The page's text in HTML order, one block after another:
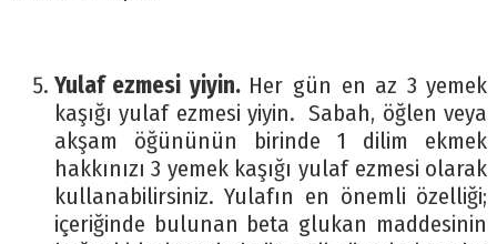
Yulaf ezmesi yiyin. Her gün en az 3 yemek
kaşığı yulaf ezmesi yiyin. Sabah, öğlen veya
akşam öğününün birinde 1 dilim ekmek
hakkınızı 3 yemek kaşığı yulaf ezmesi olarak
kullanabilirsiniz. Yulafın en önemli özelliği;
içeriğinde bulunan beta glukan maddesinin